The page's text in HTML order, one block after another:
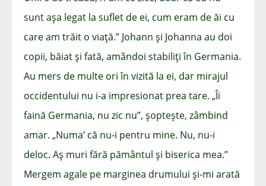
sunt așa legat la suflet de ei, cum eram de ăi cu
care am trăit o viață.” Johann și Johanna au doi
copii, băiat și fată, amândoi stabiliți în Germania.
Au mers de multe ori în vizită la ei, dar mirajul
occidentului nu i-a impresionat prea tare. „Îi
faină Germania, nu zic nu”, șoptește, zâmbind
amar. „Numa’ că nu-i pentru mine. Nu, nu-i
deloc. Aș muri fără pământul și biserica mea.”
Mergem agale pe marginea drumului și-mi arată